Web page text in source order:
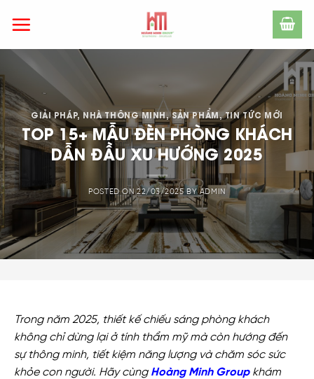
GIẢI PHÁP,NHÀ THÔNG MINH,SẢN PHẨM,TIN TỨC MỚI
TOP 15+ MẪU ĐÈN PHÒNG KHÁCH
DẪN ĐẦU XU HƯỚNG 2025
POSTED ON 22/03/2025 BYADMIN
Trong năm 2025, thiết kế chiếu sáng phòng khách
không chỉ dừng lại ở tính thẩm mỹ mà còn hướng đến
sự thông minh, tiết kiệm năng lượng và chăm sóc sức
khỏe con người. Hãy cùng Hoàng Minh Groupkhám